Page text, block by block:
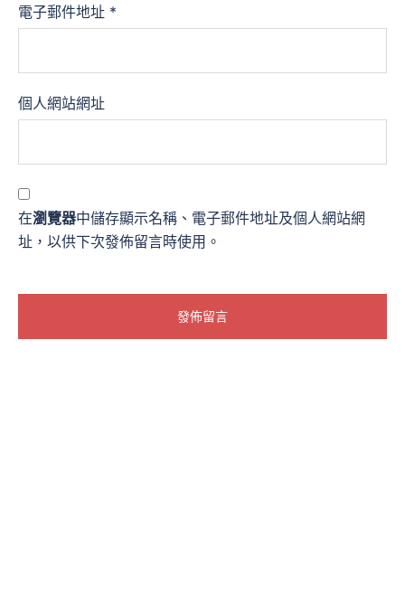
電子郵件地址 *
個人網站網址
在瀏覽器中儲存顯示名稱、電子郵件地址及個人網站網
址，以供下次發佈留言時使用。